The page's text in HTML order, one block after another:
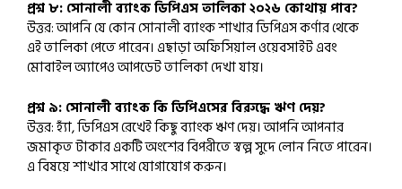
প্রশ্ন ৮: সোনালী ব্যাংক ডিপিএস তালিকা ২০২৬ কোথায় পাব?
উত্তর: আপনি যে কোন সোনালী ব্যাংক শাখার ডিপিএস কর্ণার থেকে
এই তালিকা পেতে পারেন। এছাড়া অফিসিয়াল ওয়েবসাইট এবং
মোবাইল অ্যাপেও আপডেট তালিকা দেখা যায়।
প্রশ্ন ৯: সোনালী ব্যাংক কি ডিপিএসের বিরুদ্ধে ঋণ দেয়?
উত্তর: হ্যাঁ, ডিপিএস রেখেই কিছু ব্যাংক ঋণ দেয়। আপনি আপনার
জমাকৃত টাকার একটি অংশের বিপরীতে স্বল্প সুদে লোন নিতে পারেন।
এ বিষয়ে শাখার সাথে যোগাযোগ করুন।